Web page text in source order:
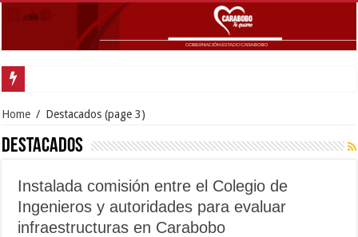
Home / Destacados (page 3)
Destacados
Instalada comisión entre el Colegio de
Ingenieros y autoridades para evaluar
infraestructuras en Carabobo